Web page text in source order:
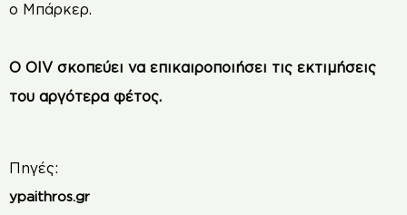
ο Μπάρκερ.
Ο OIV σκοπεύει να επικαιροποιήσει τις εκτιμήσεις
του αργότερα φέτος.
Πηγές:
ypaithros.gr